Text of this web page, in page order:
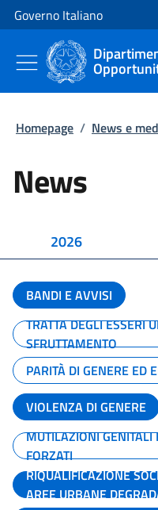
Vai al contenuto
Vai alla navigazione del sito
Governo Italiano
Homepage / News e
News
2026
BANDI E AVVISI
TRATTA DEGLI ESSERI
SFRUTTAMENTO
PARITÀ DI GENERE ED
VIOLENZA DI GENERE
MUTILAZIONI
FORZATI
RIQUALIFICAZIONE
AREE URBANE